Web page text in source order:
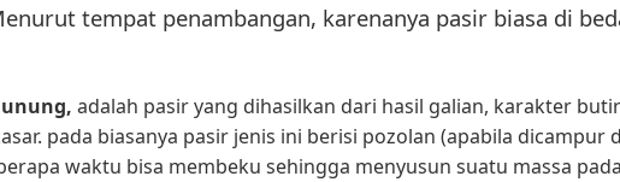
tempat penambangan, karenanya pasir biasa di
adalah pasir yang dihasilkan dari hasil galian, karakter
pada biasanya pasir jenis ini berisi pozolan (apabila dicampur
waktu bisa membeku sehingga menyusun suatu massa